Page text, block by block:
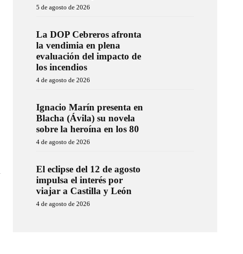
5 de agosto de 2026
La DOP Cebreros afronta
la vendimia en plena
evaluación del impacto de
los incendios
4 de agosto de 2026
Ignacio Marín presenta en
Blacha (Ávila) su novela
sobre la heroína en los 80
4 de agosto de 2026
El eclipse del 12 de agosto
impulsa el interés por
viajar a Castilla y León
4 de agosto de 2026